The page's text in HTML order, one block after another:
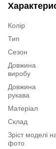
Колір
Тип
Сезон
Довжина
виробу
Довжина
рукава
Матеріал
Склад
Зріст моделі
фото